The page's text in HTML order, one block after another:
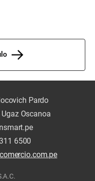
Pardo
Oscanoa
6500